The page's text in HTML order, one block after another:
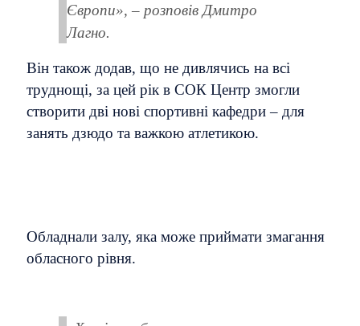
Європи», – розповів Дмитро
Лагно.
Він також додав, що не дивлячись на всі
труднощі, за цей рік в СОК Центр змогли
створити дві нові спортивні кафедри – для
занять дзюдо та важкою атлетикою.
Обладнали залу, яка може приймати змагання
обласного рівня.